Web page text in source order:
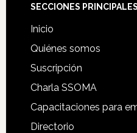
Footer
SECCIONES PRINCIPALES
Inicio
Quiénes somos
Suscripción
Charla SSOMA
Capacitaciones para
Directorio